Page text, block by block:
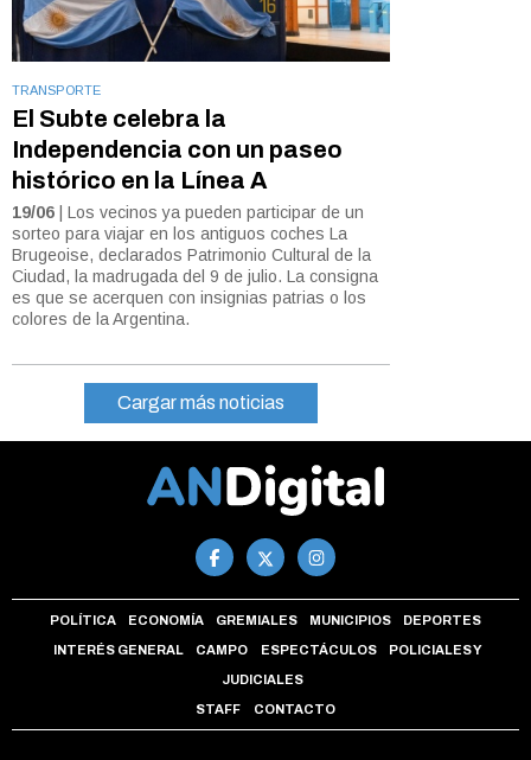
TRANSPORTE
El Subte celebra la
Independencia con un paseo
histórico en la Línea A
19/06 | Los vecinos ya pueden participar de un
sorteo para viajar en los antiguos coches La
Brugeoise, declarados Patrimonio Cultural de la
Ciudad, la madrugada del 9 de julio. La consigna
es que se acerquen con insignias patrias o los
colores de la Argentina.
Cargar más noticias
POLÍTICA ECONOMÍA GREMIALES MUNICIPIOS DEPORTES
INTERÉS GENERAL CAMPO ESPECTÁCULOS POLICIALES Y
JUDICIALES
STAFF CONTACTO